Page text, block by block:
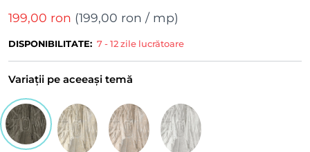
199,00 ron (199,00 ron / mp)
DISPONIBILITATE: 7 - 12 zile lucrătoare
Variații pe aceeași temă